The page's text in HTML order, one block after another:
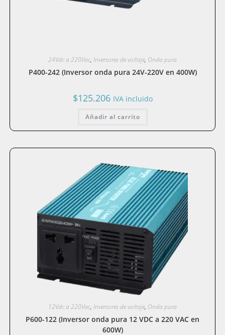
24Vdc a 220Vac, Inversores de voltaje, Onda pura
P400-242 (Inversor onda pura 24V-220V en 400W)
$125.206 IVA incluido
Añadir al carrito
12Vdc a 220Vac, Inversores de voltaje, Onda pura
P600-122 (Inversor onda pura 12 VDC a 220 VAC en
600W)